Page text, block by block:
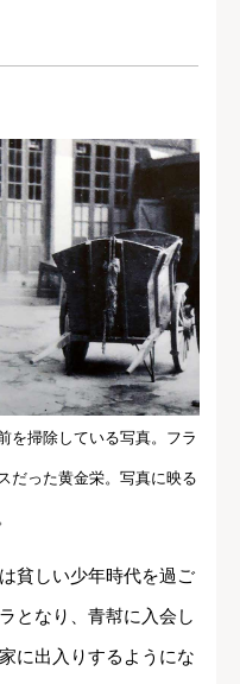
を掃除している写真。フラ
だった黄金栄。写真に映る
貧しい少年時代を過ご
となり、青幇に入会し
に出入りするようにな